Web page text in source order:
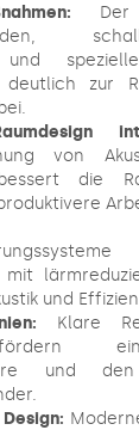
Der
und
zur
von
die
und
Klare
und